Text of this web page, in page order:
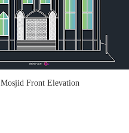
Mosjid Front Elevation